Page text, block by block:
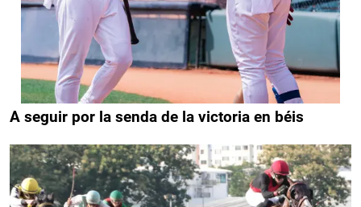
A seguir por la senda de la victoria en béis